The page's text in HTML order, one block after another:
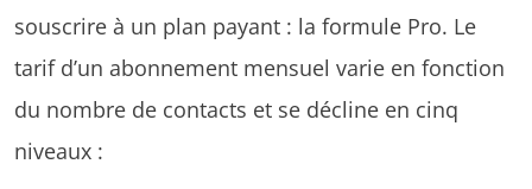
souscrire à un plan payant : la formule Pro. Le
tarif d’un abonnement mensuel varie en fonction
du nombre de contacts et se décline en cinq
niveaux :